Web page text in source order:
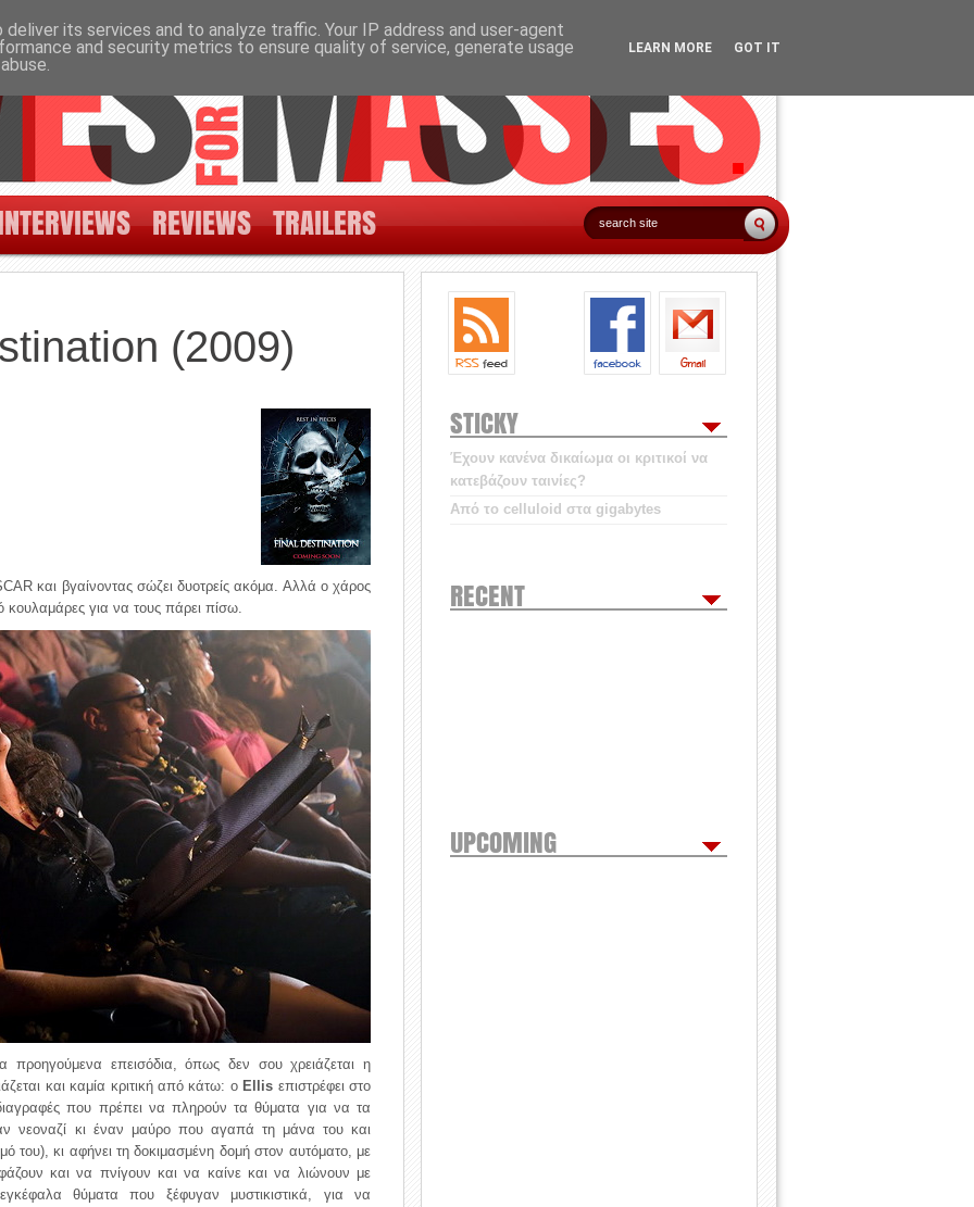
REVIEWS TRAILERS
(2009)
και βγαίνοντας σώζει δυοτρείς ακόμα. Αλλά ο χάρος
κουλαμάρες για να τους πάρει πίσω.
προηγούμενα επεισόδια, όπως δεν σου χρειάζεται η
και καμία κριτική από κάτω: ο Ellis επιστρέφει στο
που πρέπει να πληρούν τα θύματα για να τα
νεοναζί κι έναν μαύρο που αγαπά τη μάνα του και
του), κι αφήνει τη δοκιμασμένη δομή στον αυτόματο, με
και να πνίγουν και να καίνε και να λιώνουν με
θύματα που ξέφυγαν μυστικιστικά, για να
STICKY
Έχουν κανένα δικαίωμα οι κριτικοί να
κατεβάζουν ταινίες?
Από το celluloid στα gigabytes
RECENT
UPCOMING
its services and to analyze traffic. Your IP address and user-agent
and security metrics to ensure quality of service, generate usage
LEARN MORE GOT IT